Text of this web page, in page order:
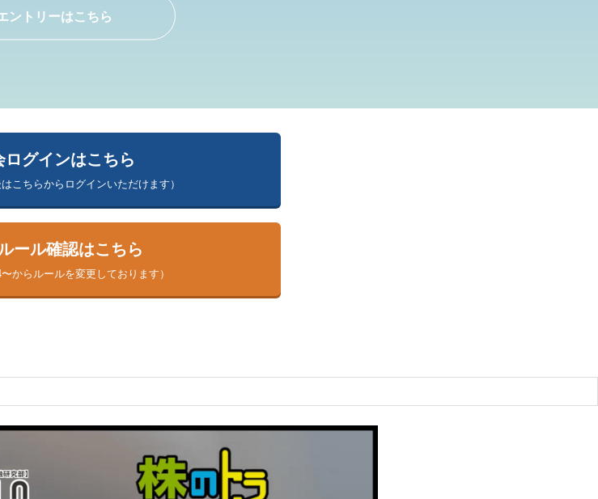
ントリーはこちら
ログインはこちら
はこちらからログインいただけます）
ール確認はこちら
〜からルールを変更しております）